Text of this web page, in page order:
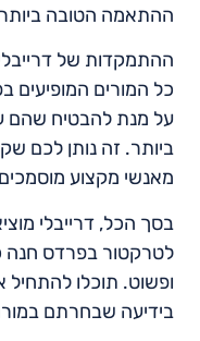
ההתאמה הטובה
ההתמקדות של
כל המורים המופיעים
על מנת להבטיח שהם
ביותר. זה נותן לכם
מאנשי מקצוע
בסך הכל, דרייבלי
לטרקטור בפרדס חנה
ופשוט. תוכלו
בידיעה שבחרתם